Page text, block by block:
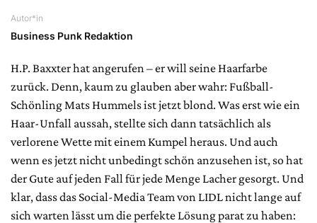
Autor*in
Business Punk Redaktion
H.P. Baxxter hat angerufen – er will seine Haarfarbe
zurück. Denn, kaum zu glauben aber wahr: Fußball-
Schönling Mats Hummels ist jetzt blond. Was erst wie ein
Haar-Unfall aussah, stellte sich dann tatsächlich als
verlorene Wette mit einem Kumpel heraus. Und auch
wenn es jetzt nicht unbedingt schön anzusehen ist, so hat
der Gute auf jeden Fall für jede Menge Lacher gesorgt. Und
klar, dass das Social-Media Team von LIDL nicht lange auf
sich warten lässt um die perfekte Lösung parat zu haben: